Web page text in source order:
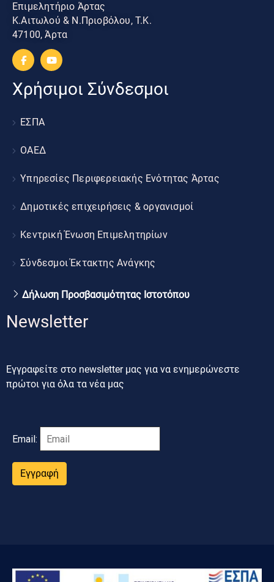
Επιμελητήριο Άρτας
Κ.Αιτωλού & Ν.Πριοβόλου, Τ.Κ.
47100, Άρτα
Χρήσιμοι Σύνδεσμοι
ΕΣΠΑ
ΟΑΕΔ
Υπηρεσίες Περιφερειακής Ενότητας Άρτας
Δημοτικές επιχειρήσεις & οργανισμοί
Κεντρική Ένωση Επιμελητηρίων
Σύνδεσμοι Έκτακτης Ανάγκης
Δήλωση Προσβασιμότητας Ιστοτόπου
Newsletter
Εγγραφείτε στο newsletter μας για να ενημερώνεστε
πρώτοι για όλα τα νέα μας
Email:
Εγγραφή